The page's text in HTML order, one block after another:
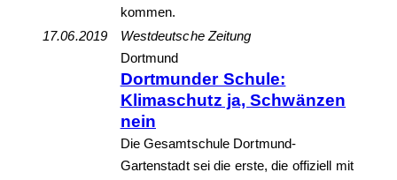
kommen.
17.06.2019
Westdeutsche Zeitung
Dortmund
Dortmunder Schule:
Klimaschutz ja, Schwänzen
nein
Die Gesamtschule Dortmund-
Gartenstadt sei die erste, die offiziell mit